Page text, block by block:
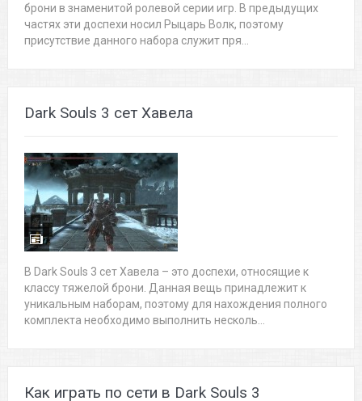
брони в знаменитой ролевой серии игр. В предыдущих
частях эти доспехи носил Рыцарь Волк, поэтому
присутствие данного набора служит пря...
Dark Souls 3 сет Хавела
В Dark Souls 3 сет Хавела – это доспехи, относящие к
классу тяжелой брони. Данная вещь принадлежит к
уникальным наборам, поэтому для нахождения полного
комплекта необходимо выполнить несколь...
Как играть по сети в Dark Souls 3